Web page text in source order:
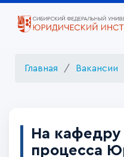
Главная Вакансии
На кафедру
процесса